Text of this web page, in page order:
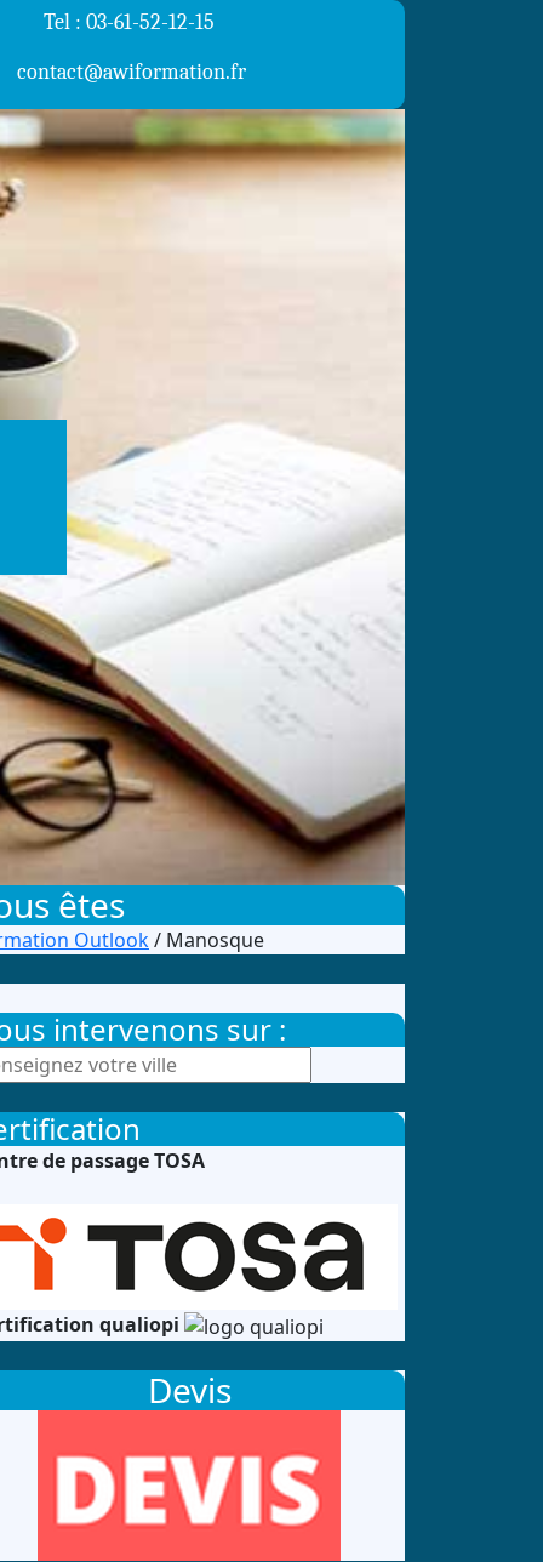
Tel : 03-61-52-12-15
contact@awiformation.fr
êtes
Outlook/ Manosque
intervenons sur :
de passage TOSA
qualiopi
Devis